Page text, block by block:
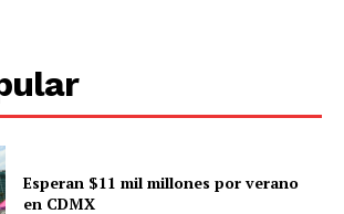
Esperan $11 mil millones por verano
en CDMX